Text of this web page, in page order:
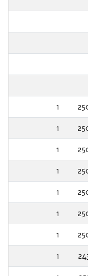
1
1
1
1
1
1
1
1